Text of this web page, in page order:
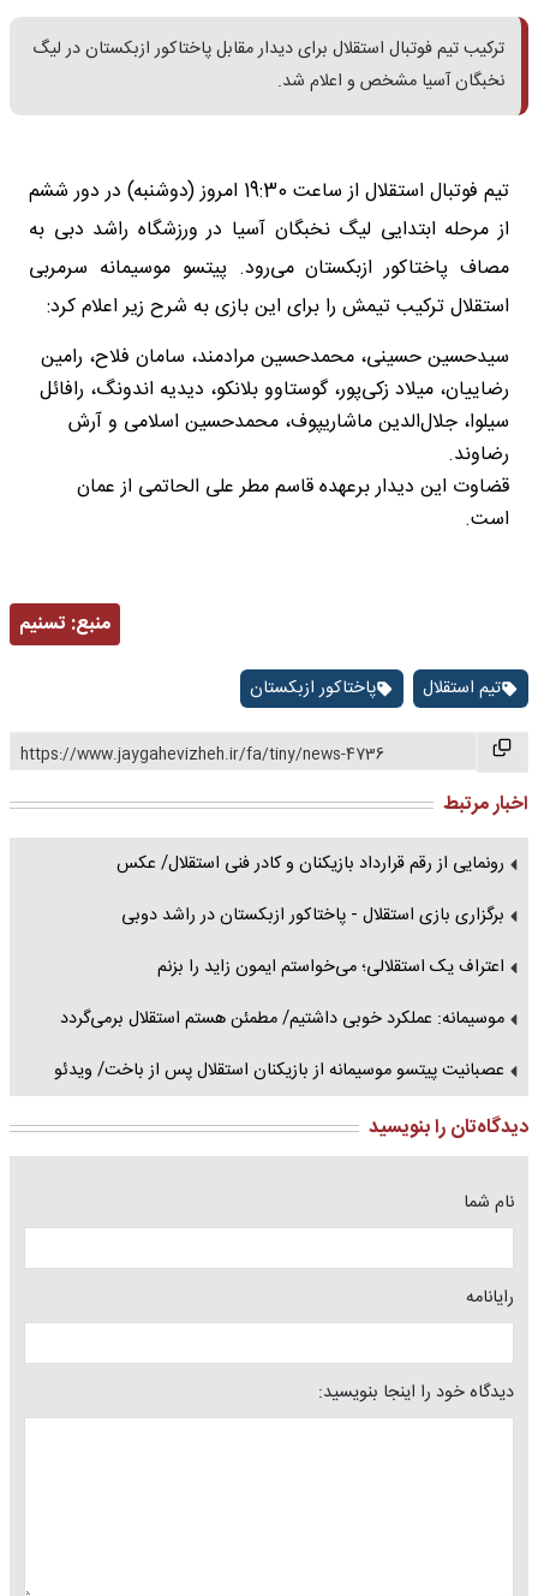
ترکیب تیم فوتبال استقلال برای دیدار مقابل پاختاکور ازبکستان در لیگ
نخبگان آسیا مشخص و اعلام شد.
تیم فوتبال استقلال از ساعت 19:30 امروز (دوشنبه) در دور ششم
از مرحله ابتدایی لیگ نخبگان آسیا در ورزشگاه راشد دبی به
مصاف پاختاکور ازبکستان می‌رود. پیتسو موسیمانه سرمربی
استقلال ترکیب تیمش را برای این بازی به شرح زیر اعلام کرد:
سیدحسین حسینی، محمدحسین مرادمند، سامان فلاح، رامین
رضاییان، میلاد زکی‌پور، گوستاوو بلانکو، دیدیه اندونگ، رافائل
سیلوا، جلال‌الدین ماشاریپوف، محمدحسین اسلامی و آرش
رضاوند.
قضاوت این دیدار برعهده قاسم مطر علی الحاتمی از عمان
است.
منبع: تسنیم
تیم استقلال پاختاکور ازبکستان
https://www.jaygahevizheh.ir/fa/tiny/news-4736
اخبار مرتبط
رونمایی از رقم قرارداد بازیکنان و کادر فنی استقلال/ عکس
برگزاری بازی استقلال - پاختاکور ازبکستان در راشد دوبی
اعتراف یک استقلالی؛ می‌خواستم ایمون زاید را بزنم
موسیمانه: عملکرد خوبی داشتیم/ مطمئن هستم استقلال برمی‌گردد
عصبانیت پیتسو موسیمانه از بازیکنان استقلال پس از باخت/ ویدئو
دیدگاه‌تان را بنویسید
نام شما
رایانامه
دیدگاه خود را اینجا بنویسید: